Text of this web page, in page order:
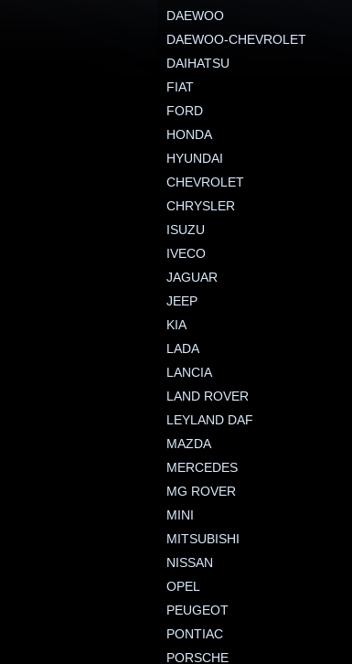
DAEWOO
DAEWOO-CHEVROLET
DAIHATSU
FIAT
FORD
HONDA
HYUNDAI
CHEVROLET
CHRYSLER
ISUZU
IVECO
JAGUAR
JEEP
KIA
LADA
LANCIA
LAND ROVER
LEYLAND DAF
MAZDA
MERCEDES
MG ROVER
MINI
MITSUBISHI
NISSAN
OPEL
PEUGEOT
PONTIAC
PORSCHE